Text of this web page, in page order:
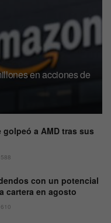
en acciones de
golpeó a AMD tras sus
588
con un potencial
cartera en agosto
610